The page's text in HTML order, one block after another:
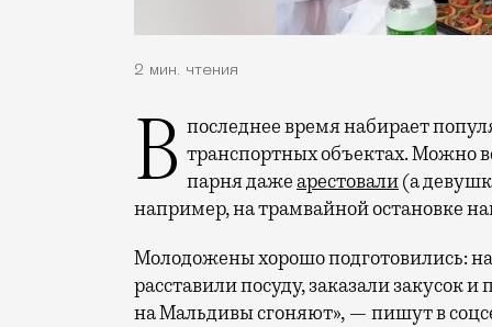
2 мин. чтения
В последнее время набирает популярность проявление романтики на транспортных объектах. Можно
парня дажеарестовали(а
например, на трамвайной остановке
Молодожены хорошо подготовились:
расставили посуду, заказали закусок
на Мальдивы сгоняют», — пишут в